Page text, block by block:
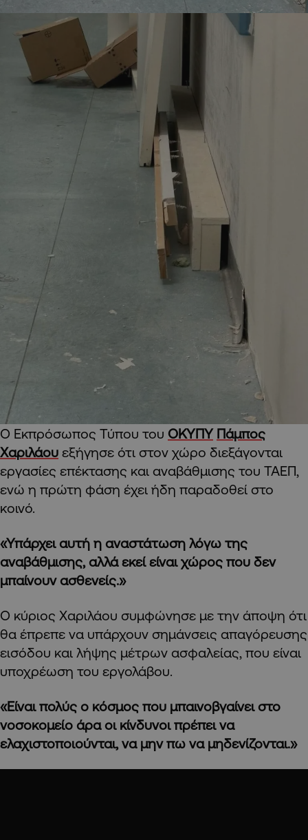
Ο Εκπρόσωπος Τύπου του ΟΚΥΠΥ Πάμπος
Χαριλάου εξήγησε ότι στον χώρο διεξάγονται
εργασίες επέκτασης και αναβάθμισης του ΤΑΕΠ,
ενώ η πρώτη φάση έχει ήδη παραδοθεί στο
κοινό.
«Υπάρχει αυτή η αναστάτωση λόγω της
αναβάθμισης, αλλά εκεί είναι χώρος που δεν
μπαίνουν ασθενείς.»
Ο κύριος Χαριλάου συμφώνησε με την άποψη ότι
θα έπρεπε να υπάρχουν σημάνσεις απαγόρευσης
εισόδου και λήψης μέτρων ασφαλείας, που είναι
υποχρέωση του εργολάβου.
«Είναι πολύς ο κόσμος που μπαινοβγαίνει στο
νοσοκομείο άρα οι κίνδυνοι πρέπει να
ελαχιστοποιούνται, να μην πω να μηδενίζονται.»